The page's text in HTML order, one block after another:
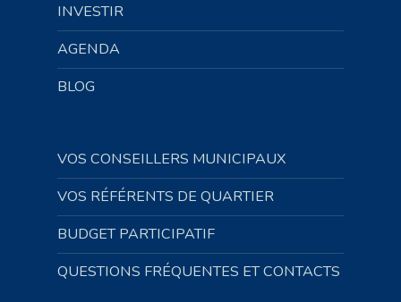
INVESTIR
AGENDA
BLOG
VOS CONSEILLERS MUNICIPAUX
VOS RÉFÉRENTS DE QUARTIER
BUDGET PARTICIPATIF
QUESTIONS FRÉQUENTES ET CONTACTS